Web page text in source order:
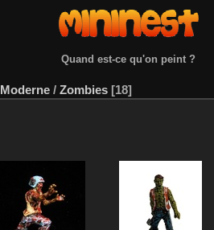
Quand est-ce qu'on peint ?
Moderne / Zombies 18